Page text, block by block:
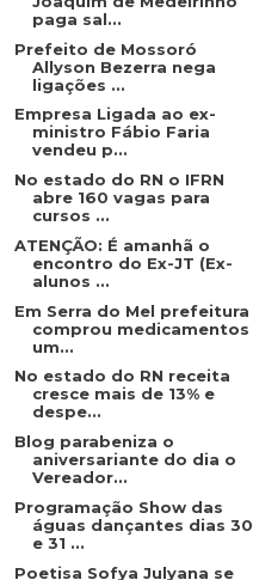
paga sal...
Prefeito de Mossoró
Allyson Bezerra nega
ligações ...
Empresa Ligada ao ex-
ministro Fábio Faria
vendeu p...
No estado do RN o IFRN
abre 160 vagas para
cursos ...
ATENÇÃO: É amanhã o
encontro do Ex-JT (Ex-
alunos ...
Em Serra do Mel prefeitura
comprou medicamentos
um...
No estado do RN receita
cresce mais de 13% e
despe...
Blog parabeniza o
aniversariante do dia o
Vereador...
Programação Show das
águas dançantes dias 30
e 31 ...
Poetisa Sofya Julyana se